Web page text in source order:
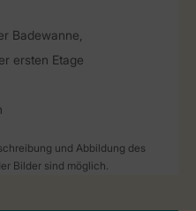
Badewanne,
ersten Etage
und Abbildung des
Bilder sind möglich.